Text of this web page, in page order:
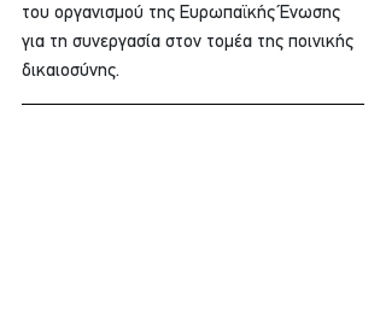
του οργανισμού της Ευρωπαϊκής Ένωσης
για τη συνεργασία στον τομέα της ποινικής
δικαιοσύνης.